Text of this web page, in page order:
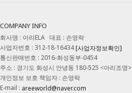
COMPANY INFO
회사명 : 아리ELA 대표 : 손영락
사업자번호 : 312-18-16434[사업자정보확인]
통신판매번호 : 2016-화성동부-0454
주소 : 경기도 화성시 안녕동 180-525 <아리조명>
개인정보 보호 책임자 : 손영락
E-mail : areeworld@naver.com